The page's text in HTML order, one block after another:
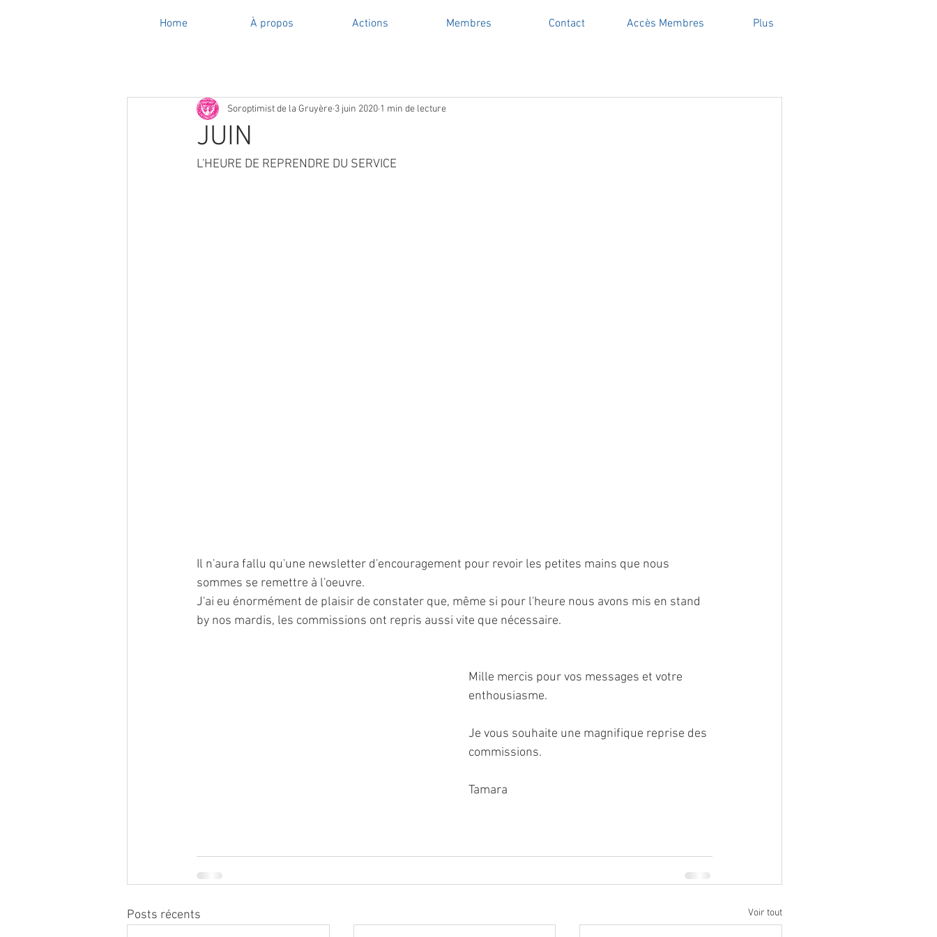
Home À propos Actions Membres Contact Accès Membres Plus
JUIN
Soroptimist de la Gruyère 3 juin 2020 1 min de lecture
L'HEURE DE REPRENDRE DU SERVICE
Il n'aura fallu qu'une newsletter d'encouragement pour revoir les petites mains que nous
sommes se remettre à l'oeuvre.
J'ai eu énormément de plaisir de constater que, même si pour l'heure nous avons mis en stand
by nos mardis, les commissions ont repris aussi vite que nécessaire.
Mille mercis pour vos messages et votre
enthousiasme.
Je vous souhaite une magnifique reprise des
commissions.
Tamara
Posts récents Voir tout